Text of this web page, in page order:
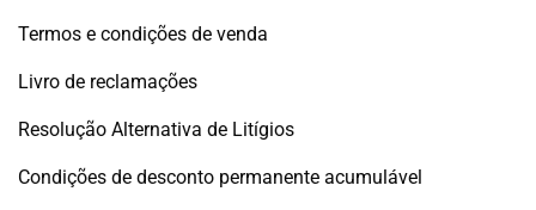
Termos e condições de venda
Livro de reclamações
Resolução Alternativa de Litígios
Condições de desconto permanente acumulável